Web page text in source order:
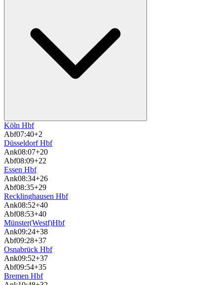
Köln Hbf
Abf07:40+2
Düsseldorf Hbf
Ank08:07+20
Abf08:09+22
Essen Hbf
Ank08:34+26
Abf08:35+29
Recklinghausen Hbf
Ank08:52+40
Abf08:53+40
Münster(Westf)Hbf
Ank09:24+38
Abf09:28+37
Osnabrück Hbf
Ank09:52+37
Abf09:54+35
Bremen Hbf